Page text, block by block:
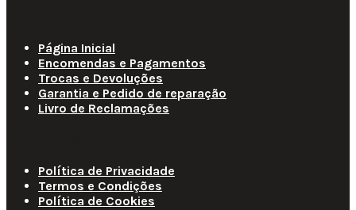
Página Inicial
Encomendas e Pagamentos
Trocas e Devoluções
Garantia e Pedido de reparação
Livro de Reclamações
Política de Privacidade
Termos e Condições
Política de Cookies